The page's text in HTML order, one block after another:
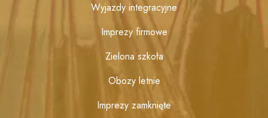
Wyjazdy integracyjne
Imprezy firmowe
Zielona szkoła
Obozy letnie
Imprezy zamknięte